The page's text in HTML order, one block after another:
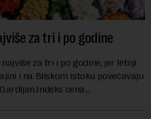
za tri i po godine
za tri i po godine, jer letnji
i na Bliskom istoku povećavaju
cena